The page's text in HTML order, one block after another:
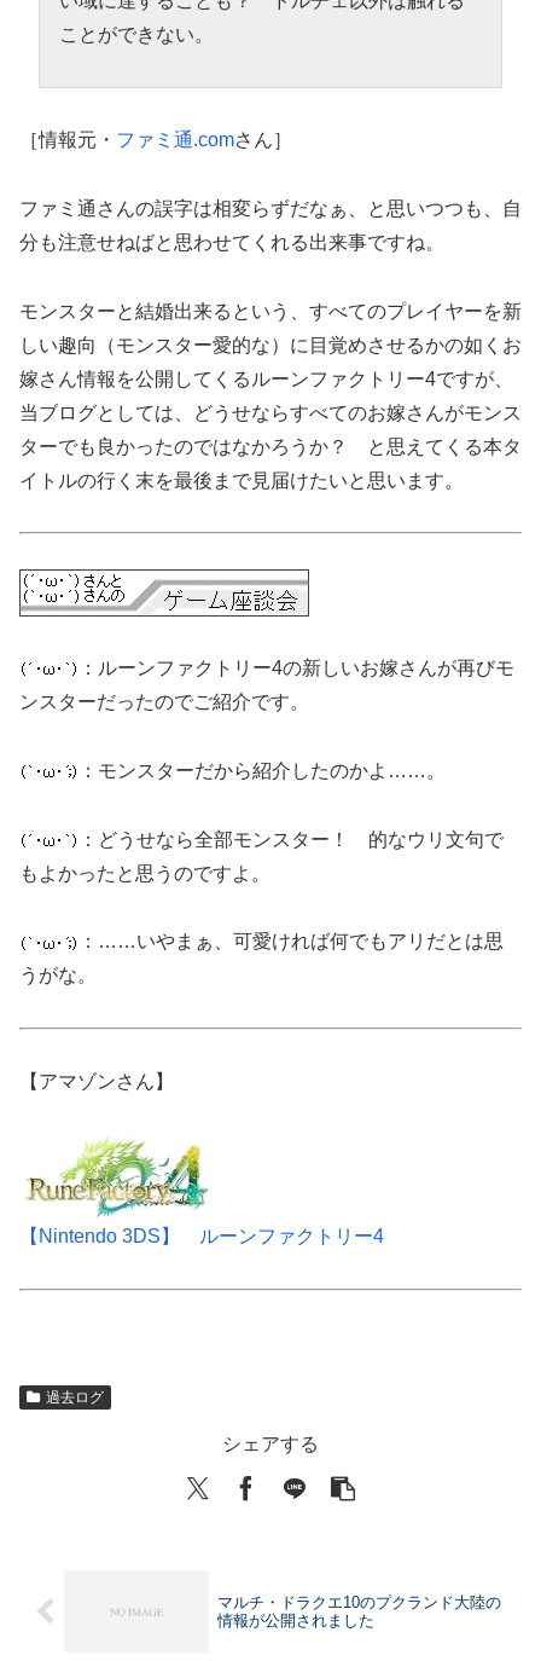
ことができない。
［情報元・ ファミ通.comさん］
ファミ通さんの誤字は相変らずだなぁ、と思いつつも、自
分も注意せねばと思わせてくれる出来事ですね。
モンスターと結婚出来るという、すべてのプレイヤーを新
しい趣向（モンスター愛的な）に目覚めさせるかの如くお
嫁さん情報を公開してくるルーンファクトリー4ですが、
当ブログとしては、どうせならすべてのお嫁さんがモンス
ターでも良かったのではなかろうか？ と思えてくる本タ
イトルの行く末を最後まで見届けたいと思います。
：ルーンファクトリー4の新しいお嫁さんが再びモ
ンスターだったのでご紹介です。
：モンスターだから紹介したのかよ……。
：どうせなら全部モンスター！ 的なウリ文句で
もよかったと思うのですよ。
：……いやまぁ、可愛ければ何でもアリだとは思
うがな。
【アマゾンさん】
【Nintendo 3DS】 ルーンファクトリー4
過去ログ
シェアする
マルチ・ドラクエ10のプクランド大陸の
情報が公開されました